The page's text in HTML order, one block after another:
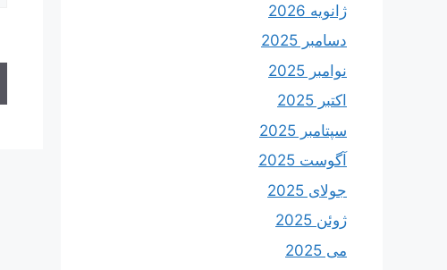
ژانویه 2026
دسامبر 2025
نوامبر 2025
اکتبر 2025
سپتامبر 2025
آگوست 2025
جولای 2025
ژوئن 2025
می 2025